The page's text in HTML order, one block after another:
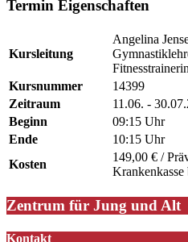
Termin Eigenschaften
Kursleitung
Angelina
Fitnesstrainerin
Kursnummer
14399
Zeitraum
11.06. -
Beginn
09:15 Uhr
Ende
10:15 Uhr
Kosten
149,00 € /
Krankenkasse
Zentrum für Jung und Alt
Kontakt